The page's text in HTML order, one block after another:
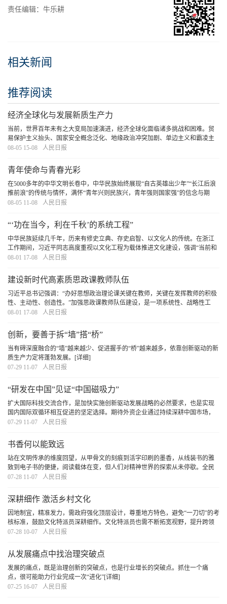
责任编辑：牛乐耕
相关新闻
推荐阅读
经济全球化与发展新质生产力
当前，世界百年未有之大变局加速演进，经济全球化面临诸多挑战和困难。贸
易保护主义抬头、国家安全概念泛化、地缘政治冲突加剧、单边主义和霸凌主
义增多，加剧了全球政治经济格局的不确定性，也直接或间接抑制了经济全球
08-05 15-08 人民日报
青年使命与青春光彩
在5000多年的中华文明长卷中，中华民族始终展现“自古英雄出少年”“长江后浪
推前浪”的传统与情怀，满怀“青年兴则民族兴，青年强则国家强”的信念与期
许。广大青年在中国式现代化建设中以奋斗姿态激扬青春，必定会奏响不负时
08-05 11-08 人民日报
“‘功在当今，利在千秋’的系统工程”
中华民族延续几千年，历来有修史立典、存史启智、以文化人的传统。在浙江
工作期间，习近平同志高度重视以文化工程为载体推进文化建设，强调“当前和
今后一个时期，要重点研究、论证和抓好推进文化大省建设的重大工程建设，
08-01 17-08 人民日报
建设新时代高素质思政课教师队伍
习近平总书记强调：“办好思想政治理论课关键在教师，关键在发挥教师的积极
性、主动性、创造性。”加强思政课教师队伍建设，是一项系统性、战略性工
程，必须坚持在强化政治建设、提升专业能力、推动协同育人、健全评价体系
08-01 17-08 人民日报
创新，要善于拆“墙”搭“桥”
当有碍深度融合的“墙”越来越少、促进握手的“桥”越来越多，依靠创新驱动的新
质生产力定将蓬勃发展。 [详细]
07-29 11-07
人民日报
“研发在中国”见证“中国磁吸力”
扩大国际科技交流合作，是加快实施创新驱动发展战略的必然要求，也是实现
国内国际双循环相互促进的坚定选择。期待外资企业通过持续深耕中国市场，
更加紧密融入中国产业链，分享中国高质量发展红利，实现在中国、惠全球的
07-29 11-07 人民日报
书香何以能致远
站在文明传承的维度回望，从甲骨文的刻痕到活字印刷的墨香，从线装书的雅
致到电子书的便捷，阅读载体在变，但人们对精神世界的探索从未停歇。全民
阅读的深意，正在于让每个个体都能在文字中遇见更好的自己，让整个民族在
07-28 11-07 人民日报
深耕细作 激活乡村文化
因地制宜，精准发力，需政府强化顶层设计，尊重地方特色，避免“一刀切”的考
核标准，鼓励文化特派员深耕细作。文化特派员也需不断拓宽视野，提升跨领
域整合能力、市场对接能力和持续创新能力，以更好地回应时代与乡土的需
07-28 10-07 人民日报
从发展痛点中找治理突破点
发展的痛点，既是治理创新的突破点，也是行业增长的突破点。抓住一个痛
点，很可能助力行业完成一次“进化”[详细]
07-25 16-07
人民日报